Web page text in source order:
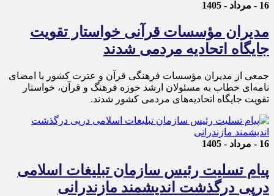
16 - مرداد - 1405
مدیران مؤسسات قرآنی خواستار تقویت
جایگاه اتحادیه‌ مردمی شدند
جمعی از مدیران مؤسسات فرهنگی قرآن و عترت کشور با امضای
نامه‌ای خطاب به مسئولان ارشد حوزه فرهنگ و قرآن، خواستار
تقویت جایگاه اتحادیه‌های مردمی کشور شدند.
16 - مرداد - 1405
پیام تسلیت رئیس سازمان تبلیغات اسلامی
درپی درگذشت اندیشمند مازندرانی